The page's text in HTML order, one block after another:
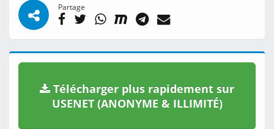
Partage
Télécharger plus rapidement sur
USENET (ANONYME & ILLIMITÉ)